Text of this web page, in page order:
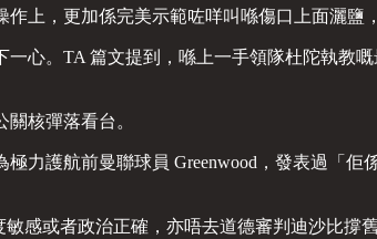
上，更加係完美示範咗咩叫喺傷口上面灑鹽
心。TA 篇文提到，喺上一手領隊杜陀執教
核彈落看台。
力護航前曼聯球員 Greenwood，發表過「
感或者政治正確，亦唔去道德審判迪沙比